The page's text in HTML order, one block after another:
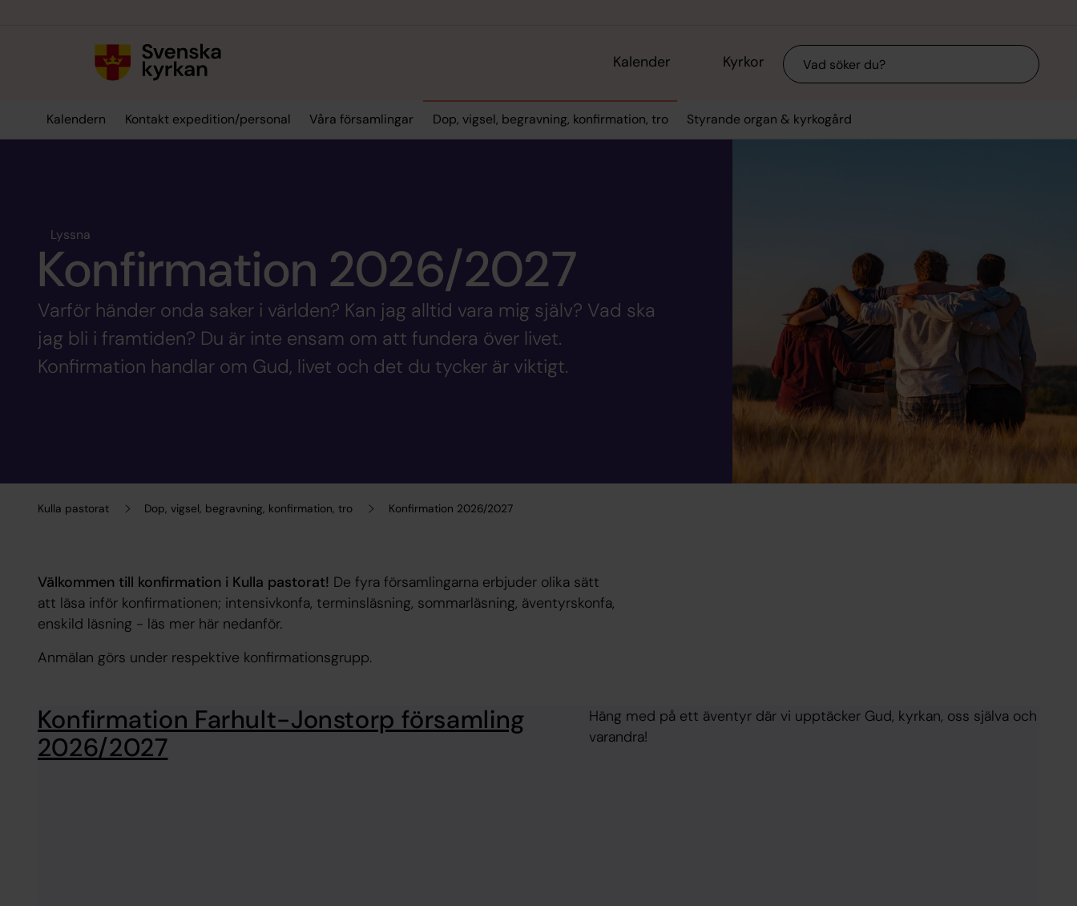
Kalender Kyrkor Sök
Kalendern Kontakt expedition/personal Våra församlingar Dop, vigsel, begravning, konfirmation, tro Styrande organ & kyrkogård
Kulla pastorat Dop, vigsel, begravning, konfirmation, tro Konfirmation 2026/2027
Lyssna
Konfirmation 2026/2027
Varför händer onda saker i världen? Kan jag alltid vara mig själv? Vad ska
jag bli i framtiden? Du är inte ensam om att fundera över livet.
Konfirmation handlar om Gud, livet och det du tycker är viktigt.
Välkommen till konfirmation i Kulla pastorat! De fyra församlingarna erbjuder olika sätt
att läsa inför konfirmationen; intensivkonfa, terminsläsning, sommarläsning, äventyrskonfa,
enskild läsning - läs mer här nedanför.
Anmälan görs under respektive konfirmationsgrupp.
Konfirmation Farhult-Jonstorp församling
2026/2027
Häng med på ett äventyr där vi upptäcker Gud, kyrkan, oss själva och
varandra!